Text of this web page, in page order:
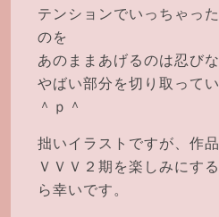
テンションでいっちゃっ
のを
あのままあげるのは忍び
やばい部分を切り取って
＾ｐ＾
拙いイラストですが、作
ＶＶＶ２期を楽しみにす
ら幸いです。